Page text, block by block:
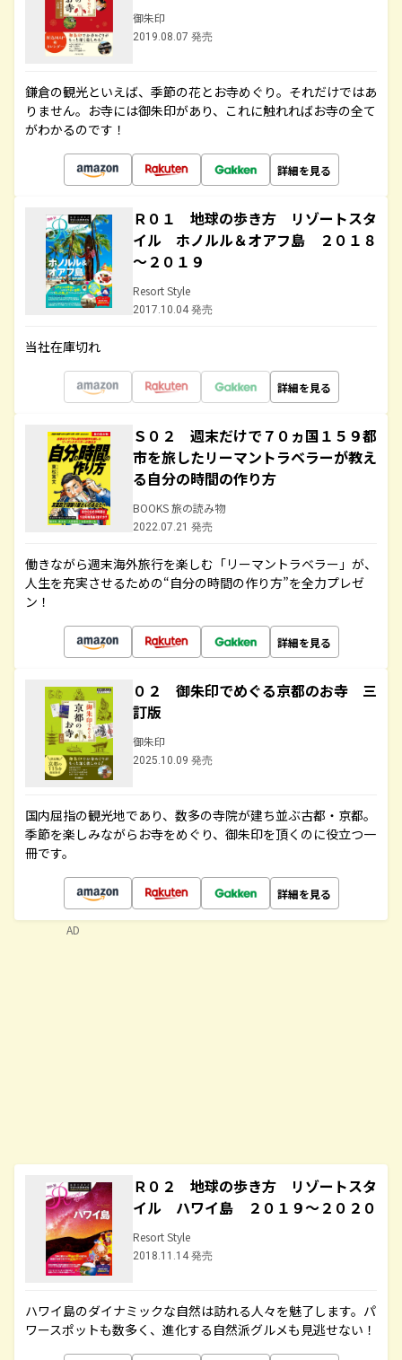
御朱印
2019.08.07 発売
鎌倉の観光といえば、季節の花とお寺めぐり。それだけではあ
りません。お寺には御朱印があり、これに触れればお寺の全て
がわかるのです！
詳細を見る
Ｒ０１ 地球の歩き方 リゾートスタ
イル ホノルル＆オアフ島 ２０１８
～２０１９
Resort Style
2017.10.04 発売
当社在庫切れ
詳細を見る
Ｓ０２ 週末だけで７０ヵ国１５９都
市を旅したリーマントラベラーが教え
る自分の時間の作り方
BOOKS 旅の読み物
2022.07.21 発売
働きながら週末海外旅行を楽しむ「リーマントラベラー」が、
人生を充実させるための“自分の時間の作り方”を全力プレゼ
ン！
詳細を見る
０２ 御朱印でめぐる京都のお寺 三
訂版
御朱印
2025.10.09 発売
国内屈指の観光地であり、数多の寺院が建ち並ぶ古都・京都。
季節を楽しみながらお寺をめぐり、御朱印を頂くのに役立つ一
冊です。
詳細を見る
Ｒ０２ 地球の歩き方 リゾートスタ
イル ハワイ島 ２０１９～２０２０
Resort Style
2018.11.14 発売
ハワイ島のダイナミックな自然は訪れる人々を魅了します。パ
ワースポットも数多く、進化する自然派グルメも見逃せない！
AD